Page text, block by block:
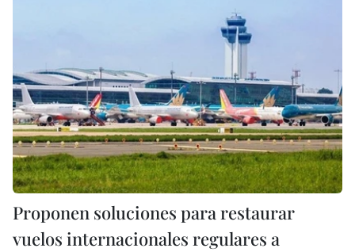
Proponen soluciones para restaurar
vuelos internacionales regulares a